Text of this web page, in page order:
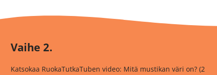
Vaihe 2.
Katsokaa RuokaTutkaTuben video: Mitä mustikan väri on? (2